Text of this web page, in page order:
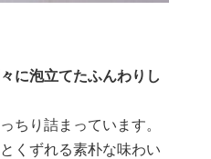
に泡立てたふんわりし
ちり詰まっています。
くずれる素朴な味わい